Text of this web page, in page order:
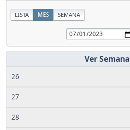
LISTA MES SEMANA
26
27
28